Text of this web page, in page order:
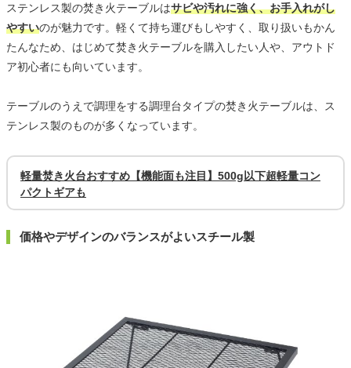
ステンレス製の焚き火テーブルはサビや汚れに強く、お手入れがし
やすいのが魅力です。軽くて持ち運びもしやすく、取り扱いもかん
たんなため、はじめて焚き火テーブルを購入したい人や、アウトド
ア初心者にも向いています。
テーブルのうえで調理をする調理台タイプの焚き火テーブルは、ス
テンレス製のものが多くなっています。
軽量焚き火台おすすめ【機能面も注目】500g以下超軽量コン
パクトギアも
価格やデザインのバランスがよいスチール製